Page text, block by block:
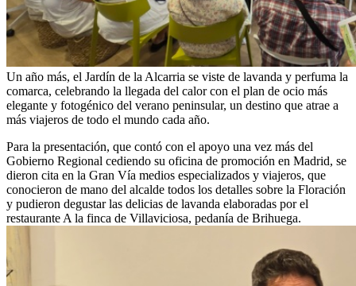
Un año más, el Jardín de la Alcarria se viste de lavanda y perfuma la
comarca, celebrando la llegada del calor con el plan de ocio más
elegante y fotogénico del verano peninsular, un destino que atrae a
más viajeros de todo el mundo cada año.
Para la presentación, que contó con el apoyo una vez más del
Gobierno Regional cediendo su oficina de promoción en Madrid, se
dieron cita en la Gran Vía medios especializados y viajeros, que
conocieron de mano del alcalde todos los detalles sobre la Floración
y pudieron degustar las delicias de lavanda elaboradas por el
restaurante A la finca de Villaviciosa, pedanía de Brihuega.